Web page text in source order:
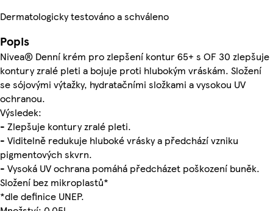
Dermatologicky testováno a schváleno
Popis
Nivea® Denní krém pro zlepšení kontur 65+ s OF 30 zlepšuje
kontury zralé pleti a bojuje proti hlubokým vráskám. Složení
se sójovými výtažky, hydratačními složkami a vysokou UV
ochranou.
Výsledek:
- Zlepšuje kontury zralé pleti.
- Viditelně redukuje hluboké vrásky a předchází vzniku
pigmentových skvrn.
- Vysoká UV ochrana pomáhá předcházet poškození buněk.
Složení bez mikroplastů*
*dle definice UNEP.